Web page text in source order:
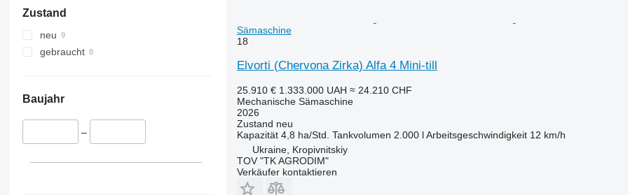
Zustand
neu
gebraucht
Baujahr
–
Sämaschine
18
Elvorti (Chervona Zirka) Alfa 4 Mini-till
25.910 € 1.333.000 UAH ≈ 24.210 CHF
Mechanische Sämaschine
2026
Zustand neu
Kapazität 4,8 ha/Std. Tankvolumen 2.000 l Arbeitsgeschwindigkeit 12 km/h
Ukraine, Kropivnitskiy
TOV "TK AGRODIM"
Verkäufer kontaktieren